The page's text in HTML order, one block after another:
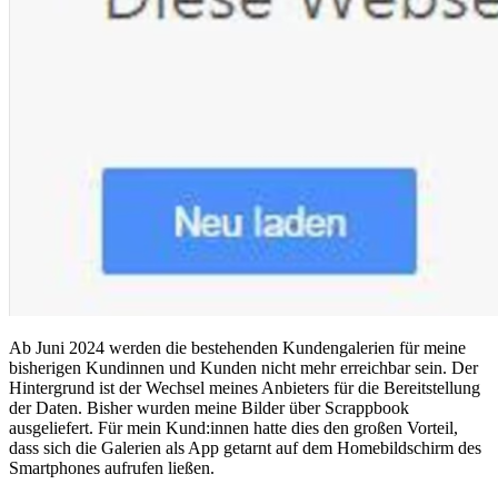
Ab Juni 2024 werden die bestehenden Kundengalerien für meine
bisherigen Kundinnen und Kunden nicht mehr erreichbar sein. Der
Hintergrund ist der Wechsel meines Anbieters für die Bereitstellung
der Daten. Bisher wurden meine Bilder über Scrappbook
ausgeliefert. Für mein Kund:innen hatte dies den großen Vorteil,
dass sich die Galerien als App getarnt auf dem Homebildschirm des
Smartphones aufrufen ließen.